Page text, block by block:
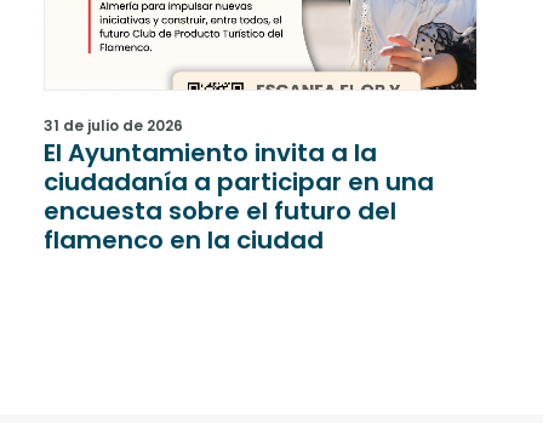
31 de julio de 2026
El Ayuntamiento invita a la
ciudadanía a participar en una
encuesta sobre el futuro del
flamenco en la ciudad